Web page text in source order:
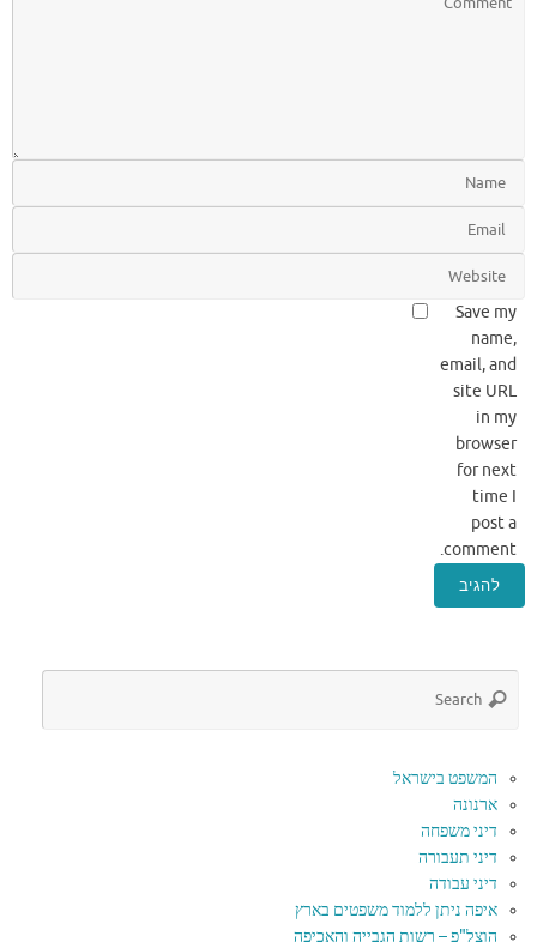
Save my
name,
email, and
site URL
in my
browser
for next
time I
post a
comment.
המשפט בישראל
ארנונה
דיני משפחה
דיני תעבורה
דיני עבודה
איפה ניתן ללמוד משפטים בארץ
הוצל"פ – רשות הגבייה והאכיפה